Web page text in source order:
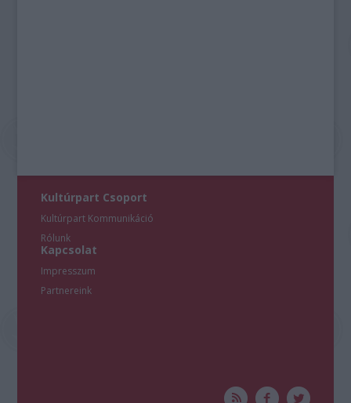
Kultúrpart Csoport
Kultúrpart Kommunikáció
Rólunk
Kapcsolat
Impresszum
Partnereink